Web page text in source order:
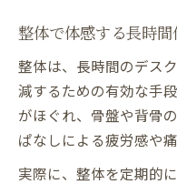
整体で体感する長時
整体は、長時間のデス
減するための有効な手
がほぐれ、骨盤や背骨
ぱなしによる疲労感や
実際に、整体を定期的